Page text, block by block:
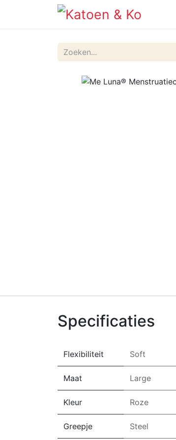
Specificaties
Flexibiliteit Soft
Maat Large
Kleur Roze
Greepje Steel